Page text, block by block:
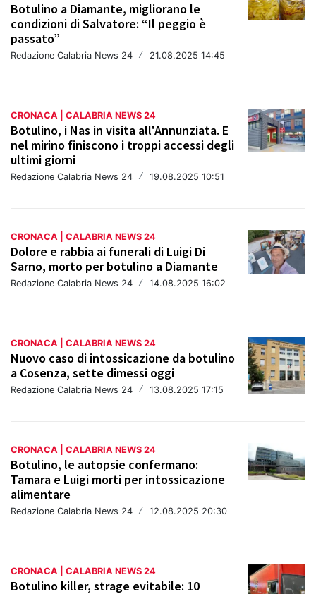
Botulino a Diamante, migliorano le
condizioni di Salvatore: “Il peggio è
passato”
Redazione Calabria News 24 / 21.08.2025 14:45
CRONACA | CALABRIA NEWS 24
Botulino, i Nas in visita all'Annunziata. E
nel mirino finiscono i troppi accessi degli
ultimi giorni
Redazione Calabria News 24 / 19.08.2025 10:51
CRONACA | CALABRIA NEWS 24
Dolore e rabbia ai funerali di Luigi Di
Sarno, morto per botulino a Diamante
Redazione Calabria News 24 / 14.08.2025 16:02
CRONACA | CALABRIA NEWS 24
Nuovo caso di intossicazione da botulino
a Cosenza, sette dimessi oggi
Redazione Calabria News 24 / 13.08.2025 17:15
CRONACA | CALABRIA NEWS 24
Botulino, le autopsie confermano:
Tamara e Luigi morti per intossicazione
alimentare
Redazione Calabria News 24 / 12.08.2025 20:30
CRONACA | CALABRIA NEWS 24
Botulino killer, strage evitabile: 10